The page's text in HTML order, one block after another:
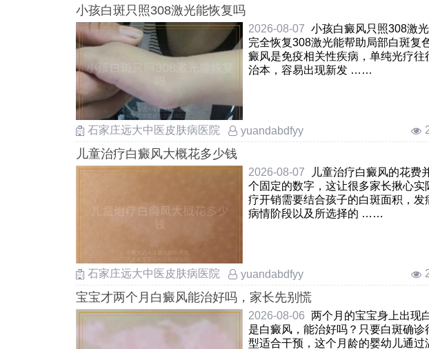
小孩白斑只照308激光能恢复吗
2026-08-07 小孩白癜风只照308激
完全恢复308激光能帮助局部白斑复
癜风是免疫相关性疾病，单纯光疗往
治本，容易出现新发 ……
石家庄远大中医皮肤病医院 yuandabdfyy
儿童治疗白癜风大概花多少钱
2026-08-07
儿童治疗白癜风的花费
个固定的数字，这让很多家长揪心实
疗开销需要结合孩子的白斑面积，发
病情阶段以及所选择的 ……
石家庄远大中医皮肤病医院 yuandabdfyy
宝宝才两个月白癜风能治好吗，家长先别慌
2026-08-06 两个月的宝宝身上出现
是白癜风，能治好吗？只要白斑确诊
型适合干预，这个月龄的婴幼儿通过